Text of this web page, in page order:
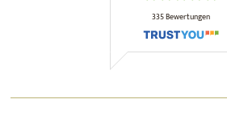
335Bewertungen